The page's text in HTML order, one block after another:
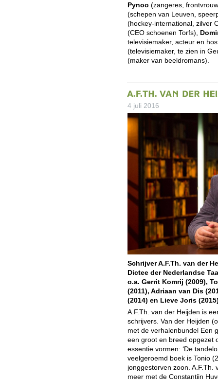
Pynoo (zangeres,
(schepen van Leuven,
(hockey-international, zilver
(CEO schoenen Torfs),
televisiemaker, acteur en
(televisiemaker, te zien in
(maker van beeldromans).
4 juli 2016
Schrijver A.F.Th. van der
Dictee der Nederlandse
o.a. Gerrit Komrij (2009),
(2011), Adriaan van Dis
(2014) en Lieve Joris
A.F.Th. van der Heijden is
schrijvers. Van der Heijden
met de verhalenbundel Een
een groot en breed opgezet
essentie vormen: ‘De
veelgeroemd boek is Tonio
jonggestorven zoon. A.F.Th.
meer met de Constantijn